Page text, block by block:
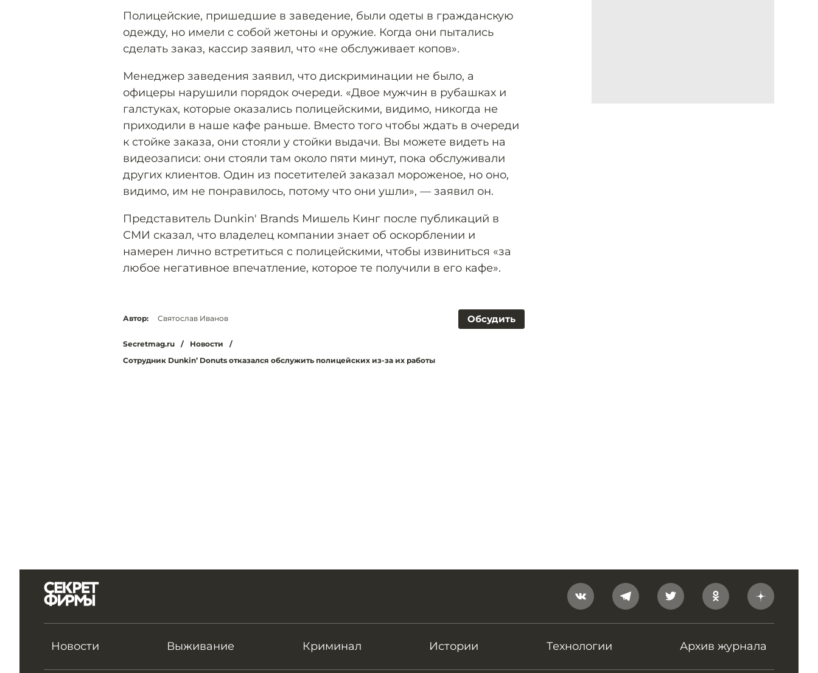
Полицейские, пришедшие в заведение, были одеты в гражданскую
одежду, но имели с собой жетоны и оружие. Когда они пытались
сделать заказ, кассир заявил, что «не обслуживает копов».
Менеджер заведения заявил, что дискриминации не было, а
офицеры нарушили порядок очереди. «Двое мужчин в рубашках и
галстуках, которые оказались полицейскими, видимо, никогда не
приходили в наше кафе раньше. Вместо того чтобы ждать в очереди
к стойке заказа, они стояли у стойки выдачи. Вы можете видеть на
видеозаписи: они стояли там около пяти минут, пока обслуживали
других клиентов. Один из посетителей заказал мороженое, но оно,
видимо, им не понравилось, потому что они ушли», — заявил он.
Представитель Dunkin' Brands Мишель Кинг после публикаций в
СМИ сказал, что владелец компании знает об оскорблении и
намерен лично встретиться с полицейскими, чтобы извиниться «за
любое негативное впечатление, которое те получили в его кафе».
Обсудить
Автор: Святослав Иванов
Secretmag.ru / Новости
/
Сотрудник Dunkin’ Donuts отказался обслужить полицейских из-за их работы
Новости Выживание Криминал Истории Технологии Архив журнала